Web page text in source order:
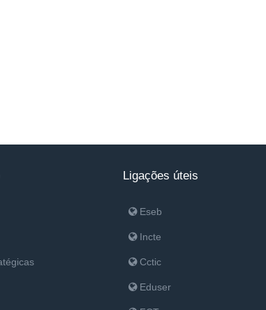
Ligações úteis
Eseb
Incte
Cctic
Eduser